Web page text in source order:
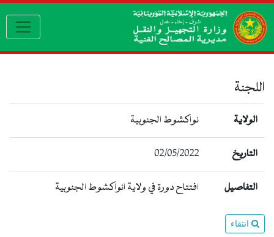
اللجنة
الولاية نواكشوط الجنوبية
التاريخ 02/05/2022
التفاصيل افتتاح دورة في ولاية انواكشوط الجنوبية
انتقاء